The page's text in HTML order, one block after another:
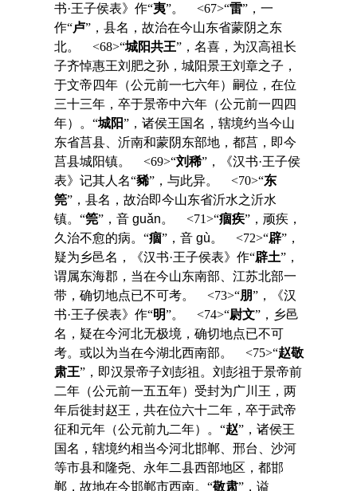
书·王子侯表》作“夷”。 <67>“雷”，一
作“卢”，县名，故治在今山东省蒙阴之东
北。 <68>“城阳共王”，名喜，为汉高祖长
子齐悼惠王刘肥之孙，城阳景王刘章之子，
于文帝四年（公元前一七六年）嗣位，在位
三十三年，卒于景帝中六年（公元前一四四
年）。“城阳”，诸侯王国名，辖境约当今山
东省莒县、沂南和蒙阴东部地，都莒，即今
莒县城阳镇。 <69>“刘稀”，《汉书·王子侯
表》记其人名“豨”，与此异。 <70>“东
筦”，县名，故治即今山东省沂水之沂水
镇。“筦”，音 guǎn。 <71>“痼疾”，顽疾，
久治不愈的病。“痼”，音 gù。 <72>“辟”，
疑为乡邑名，《汉书·王子侯表》作“辟土”，
谓属东海郡，当在今山东南部、江苏北部一
带，确切地点已不可考。 <73>“朋”，《汉
书·王子侯表》作“明”。 <74>“尉文”，乡邑
名，疑在今河北无极境，确切地点已不可
考。或以为当在今湖北西南部。 <75>“赵敬
肃王”，即汉景帝子刘彭祖。刘彭祖于景帝前
二年（公元前一五五年）受封为广川王，两
年后徙封赵王，共在位六十二年，卒于武帝
征和元年（公元前九二年）。“赵”，诸侯王
国名，辖境约相当今河北邯郸、邢台、沙河
等市县和隆尧、永年二县西部地区，都邯
郸，故地在今邯郸市西南。“敬肃”，谥